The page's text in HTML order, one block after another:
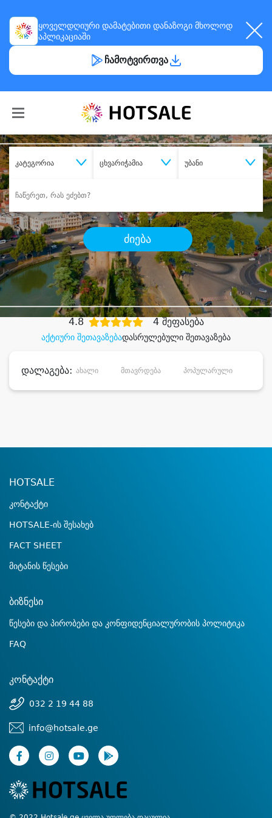
ყოველდღიური დამატებითი დანაზოგი მხოლოდ
აპლიკაციაში
ჩამოტვირთვა
კატეგორია ცხვარიჭამია უბანი
ძიება
შეიძინესასურველი მომსახურება
დიდი დანაზოგით
აქტიური შეთავაზებადასრულებული შეთავაზება
4.8 4 შეფასება
დალაგება: ახალი მთავრდება პოპულარული
HOTSALE
კონტაქტი
HOTSALE-ის შესახებ
FACT SHEET
მიტანის წესები
ბიზნესი
წესები და პირობები და კონფიდენციალურობის პოლიტიკა
FAQ
კონტაქტი
032 2 19 44 88
info@hotsale.ge